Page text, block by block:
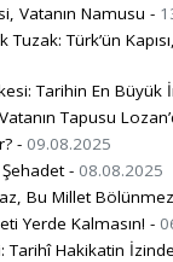
Vatanın Namusu -
Tuzak: Türk’ün
Tarihin En Büyük
Tapusu
- 09.08.2025
- 08.08.2025
Bu Millet
Yerde Kalmasın! -
Tarihî Hakikatin